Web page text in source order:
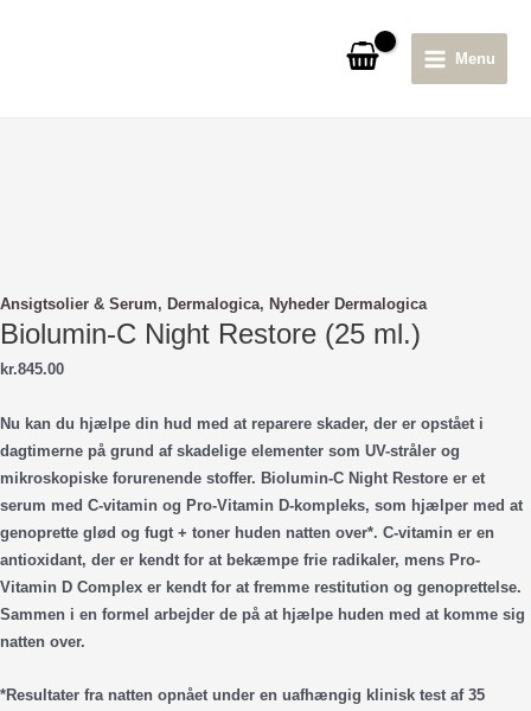
Menu
Ansigtsolier & Serum, Dermalogica, Nyheder Dermalogica
Biolumin-C Night Restore (25 ml.)
kr.845.00
Nu kan du hjælpe din hud med at reparere skader, der er opstået i
dagtimerne på grund af skadelige elementer som UV-stråler og
mikroskopiske forurenende stoffer. Biolumin-C Night Restore er et
serum med C-vitamin og Pro-Vitamin D-kompleks, som hjælper med at
genoprette glød og fugt + toner huden natten over*. C-vitamin er en
antioxidant, der er kendt for at bekæmpe frie radikaler, mens Pro-
Vitamin D Complex er kendt for at fremme restitution og genoprettelse.
Sammen i en formel arbejder de på at hjælpe huden med at komme sig
natten over.
*Resultater fra natten opnået under en uafhængig klinisk test af 35